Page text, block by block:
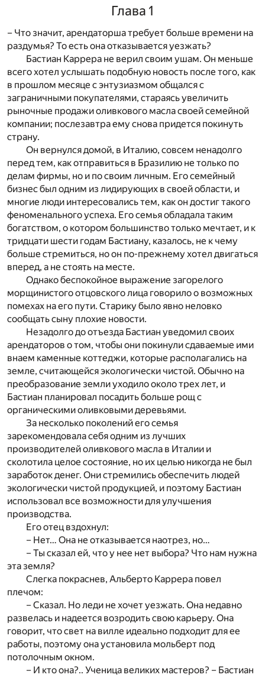
Глава 1
– Что значит, арендаторша требует больше времени на
раздумья? То есть она отказывается уезжать?
Бастиан Каррера не верил своим ушам. Он меньше
всего хотел услышать подобную новость после того, как
в прошлом месяце с энтузиазмом общался с
заграничными покупателями, стараясь увеличить
рыночные продажи оливкового масла своей семейной
компании; послезавтра ему снова придется покинуть
страну.
Он вернулся домой, в Италию, совсем ненадолго
перед тем, как отправиться в Бразилию не только по
делам фирмы, но и по своим личным. Его семейный
бизнес был одним из лидирующих в своей области, и
многие люди интересовались тем, как он достиг такого
феноменального успеха. Его семья обладала таким
богатством, о котором большинство только мечтает, и к
тридцати шести годам Бастиану, казалось, не к чему
больше стремиться, но он по-прежнему хотел двигаться
вперед, а не стоять на месте.
Однако беспокойное выражение загорелого
морщинистого отцовского лица говорило о возможных
помехах на его пути. Старику было явно неловко
сообщать сыну плохие новости.
Незадолго до отъезда Бастиан уведомил своих
арендаторов о том, чтобы они покинули сдаваемые ими
внаем каменные коттеджи, которые располагались на
земле, считающейся экологически чистой. Обычно на
преобразование земли уходило около трех лет, и
Бастиан планировал посадить больше рощ с
органическими оливковыми деревьями.
За несколько поколений его семья
зарекомендовала себя одним из лучших
производителей оливкового масла в Италии и
сколотила целое состояние, но их целью никогда не был
заработок денег. Они стремились обеспечить людей
экологически чистой продукцией, и поэтому Бастиан
использовал все возможности для улучшения
производства.
Его отец вздохнул:
– Нет… Она не отказывается наотрез, но…
– Ты сказал ей, что у нее нет выбора? Что нам нужна
эта земля?
Слегка покраснев, Альберто Каррера повел
плечом:
– Сказал. Но леди не хочет уезжать. Она недавно
развелась и надеется возродить свою карьеру. Она
говорит, что свет на вилле идеально подходит для ее
работы, поэтому она установила мольберт под
потолочным окном.
– И кто она?.. Ученица великих мастеров? – Бастиан